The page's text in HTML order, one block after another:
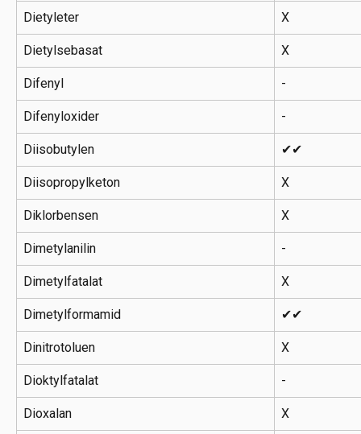
Dietyleter X
Dietylsebasat X
Difenyl -
Difenyloxider -
Diisobutylen ✔✔
Diisopropylketon X
Diklorbensen X
Dimetylanilin -
Dimetylfatalat X
Dimetylformamid ✔✔
Dinitrotoluen X
Dioktylfatalat -
Dioxalan X